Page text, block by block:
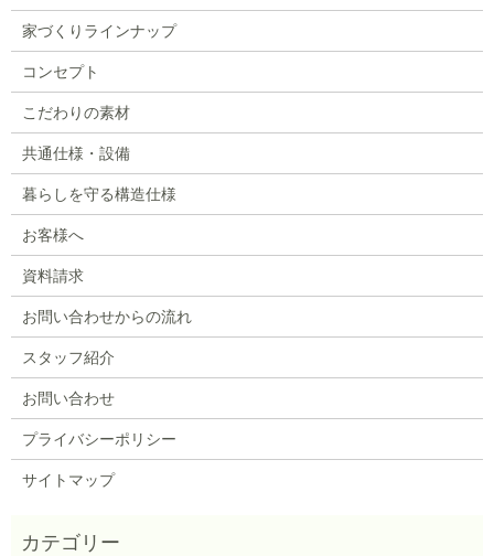
家づくりラインナップ
コンセプト
こだわりの素材
共通仕様・設備
暮らしを守る構造仕様
お客様へ
資料請求
お問い合わせからの流れ
スタッフ紹介
お問い合わせ
プライバシーポリシー
サイトマップ